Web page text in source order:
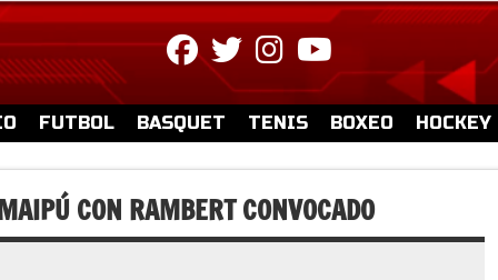
fab
fa-
facebook
fab
fa-
twitter
fab
fa-
instagram
fa-
youtube
FUTBOL BASQUET TENIS BOXEO HOCKEY
CON RAMBERT CONVOCADO